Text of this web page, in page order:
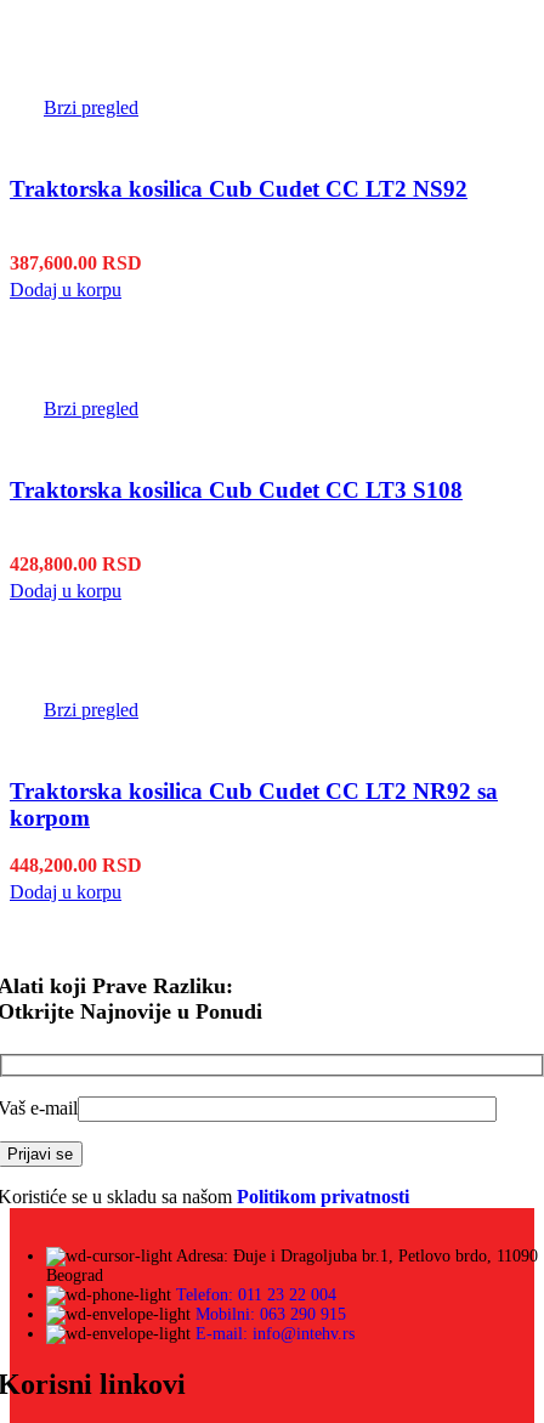
Brzi pregled
Traktorska kosilica Cub Cudet CC LT2 NS92
387,600.00 RSD
Dodaj u korpu
Brzi pregled
Traktorska kosilica Cub Cudet CC LT3 S108
428,800.00 RSD
Dodaj u korpu
Brzi pregled
Traktorska kosilica Cub Cudet CC LT2 NR92 sa
korpom
448,200.00 RSD
Dodaj u korpu
koji Prave Razliku:
Najnovije u Ponudi
e-mail
se u skladu sa našom Politikom privatnosti
Adresa: Đuje i Dragoljuba br.1, Petlovo brdo, 11090
Beograd
Telefon: 011 23 22 004
Mobilni: 063 290 915
E-mail: info@intehv.rs
linkovi